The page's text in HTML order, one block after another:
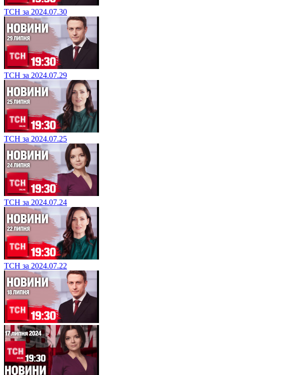
ТСН за 2024.07.30
ТСН за 2024.07.29
ТСН за 2024.07.25
ТСН за 2024.07.24
ТСН за 2024.07.22